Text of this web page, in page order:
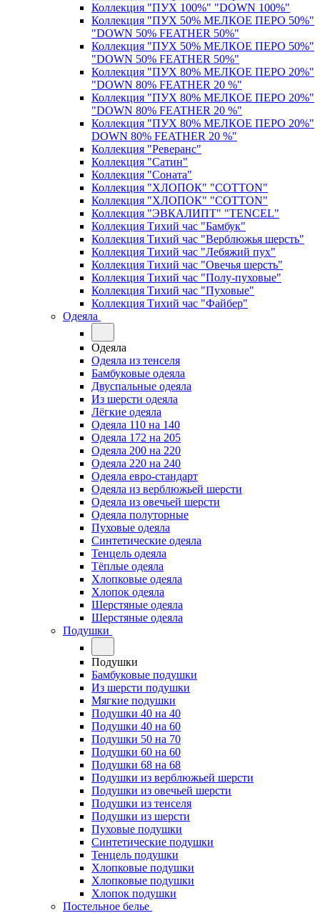
Коллекция "ПУХ 100%" "DOWN 100%"
Коллекция "ПУХ 50% МЕЛКОЕ ПЕРО 50%"
"DOWN 50% FEATHER 50%"
Коллекция "ПУХ 50% МЕЛКОЕ ПЕРО 50%"
"DOWN 50% FEATHER 50%"
Коллекция "ПУХ 80% МЕЛКОЕ ПЕРО 20%"
"DOWN 80% FEATHER 20 %"
Коллекция "ПУХ 80% МЕЛКОЕ ПЕРО 20%"
"DOWN 80% FEATHER 20 %"
Коллекция "ПУХ 80% МЕЛКОЕ ПЕРО 20%"
DOWN 80% FEATHER 20 %"
Коллекция "Реверанс"
Коллекция "Сатин"
Коллекция "Соната"
Коллекция "ХЛОПОК" "COTTON"
Коллекция "ХЛОПОК" "COTTON"
Коллекция "ЭВКАЛИПТ" "TENCEL"
Коллекция Тихий час "Бамбук"
Коллекция Тихий час "Верблюжья шерсть"
Коллекция Тихий час "Лебяжий пух"
Коллекция Тихий час "Овечья шерсть"
Коллекция Тихий час "Полу-пуховые"
Коллекция Тихий час "Пуховые"
Коллекция Тихий час "Файбер"
Одеяла
Одеяла
Одеяла из тенселя
Бамбуковые одеяла
Двуспальные одеяла
Из шерсти одеяла
Лёгкие одеяла
Одеяла 110 на 140
Одеяла 172 на 205
Одеяла 200 на 220
Одеяла 220 на 240
Одеяла евро-стандарт
Одеяла из верблюжьей шерсти
Одеяла из овечьей шерсти
Одеяла полуторные
Пуховые одеяла
Синтетические одеяла
Тенцель одеяла
Тёплые одеяла
Хлопковые одеяла
Хлопок одеяла
Шерстяные одеяла
Шерстяные одеяла
Подушки
Подушки
Бамбуковые подушки
Из шерсти подушки
Мягкие подушки
Подушки 40 на 40
Подушки 40 на 60
Подушки 50 на 70
Подушки 60 на 60
Подушки 68 на 68
Подушки из верблюжьей шерсти
Подушки из овечьей шерсти
Подушки из тенселя
Подушки из шерсти
Пуховые подушки
Синтетические подушки
Тенцель подушки
Хлопковые подушки
Хлопковые подушки
Хлопок подушки
Постельное белье